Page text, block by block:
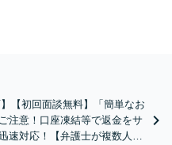
【初回面談無料】「簡単なお
注意！口座凍結等で返金をサ
速対応！【弁護士が複数人在